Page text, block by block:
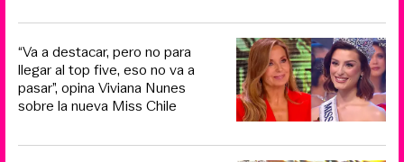
“Va a destacar, pero no para
llegar al top five, eso no va a
pasar”, opina Viviana Nunes
sobre la nueva Miss Chile